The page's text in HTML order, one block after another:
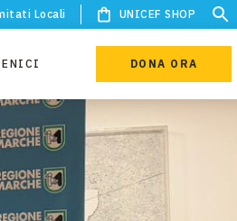
Locali UNICEF SHOP
DONA ORA